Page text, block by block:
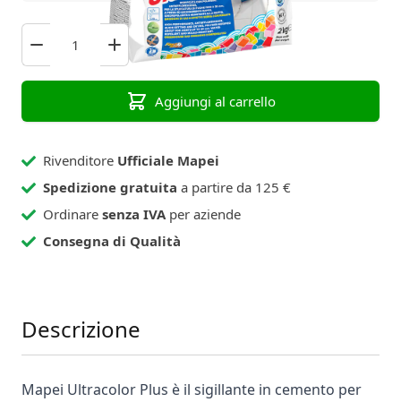
Aggiungi al carrello
Rivenditore Ufficiale Mapei
Spedizione gratuita a partire da 125 €
Ordinare senza IVA per aziende
Consegna di Qualità
Descrizione
Mapei Ultracolor Plus è il sigillante in cemento per